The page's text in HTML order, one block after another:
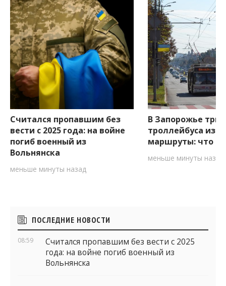
Считался пропавшим без
вести с 2025 года: на войне
погиб военный из
Вольнянска
меньше минуты назад
В Запорожье три
троллейбуса
маршруты: что
меньше минуты назад
Боковые
виджеты
ПОСЛЕДНИЕ НОВОСТИ
08:59
Считался пропавшим без вести с 2025
года: на войне погиб военный из
Вольнянска